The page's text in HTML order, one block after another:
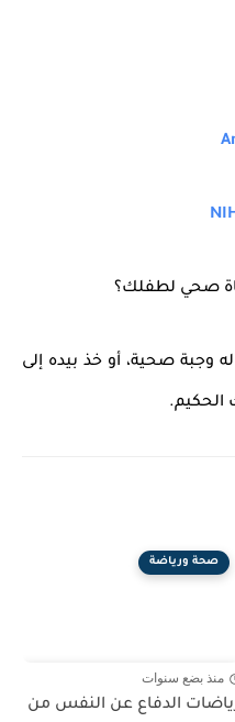
صحي لطفلك؟
وجبة صحية، أو خذ بيده إلى
الحكيم.
صحة ورياضة
منذ بضع سنوات
الدفاع عن النفس من